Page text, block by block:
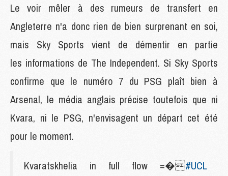
Le voir mêler à des rumeurs de transfert en
Angleterre n'a donc rien de bien surprenant en soi,
mais Sky Sports vient de démentir en partie
les informations de The Independent. Si Sky Sports
confirme que le numéro 7 du PSG plaît bien à
Arsenal, le média anglais précise toutefois que ni
Kvara, ni le PSG, n'envisagent un départ cet été
pour le moment.
Kvaratskhelia in full flow =�#UCL